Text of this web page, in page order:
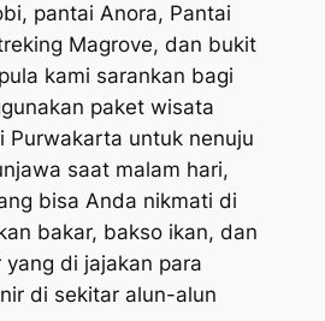
pantai Anora, Pantai
Magrove, dan bukit
kami sarankan bagi
paket wisata
Purwakarta untuk nenuju
saat malam hari,
bisa Anda nikmati di
bakar, bakso ikan, dan
di jajakan para
di sekitar alun-alun